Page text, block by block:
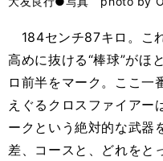
184センチ87キロ。こ
高めに抜ける“棒球”がほ
ロ前半をマーク。ここ一
えぐるクロスファイアー
ークという絶対的な武器
差、コースと、どれをと